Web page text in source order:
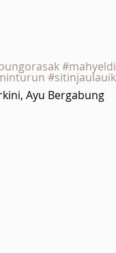
#mahyeldi
#sitinjaulauik
Ayu Bergabung